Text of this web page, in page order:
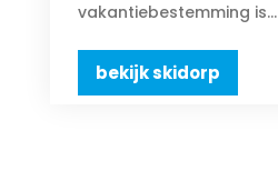
vakantiebestemming is...
bekijk skidorp